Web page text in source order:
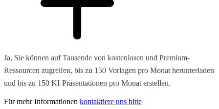
Ja, Sie können auf Tausende von kostenlosen und Premium-
Ressourcen zugreifen, bis zu 150 Vorlagen pro Monat herunterladen
und bis zu 150 KI-Präsentationen pro Monat erstellen.
Für mehr Informationen kontaktiere uns bitte